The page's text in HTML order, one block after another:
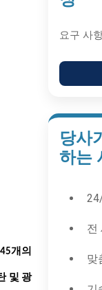
개의
및 광
요구 사
당사
하는
전
맞